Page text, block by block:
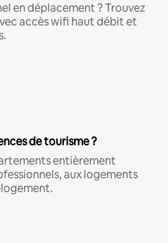
en déplacement ? Trouvez
accès wifi haut débit et
de tourisme ?
entièrement
aux logements